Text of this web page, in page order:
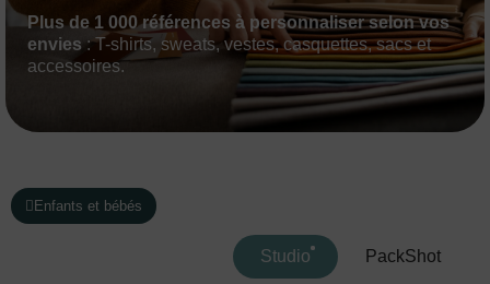
Plus de 1 000 références à personnaliser selon vos
envies : T-shirts, sweats, vestes, casquettes, sacs et
accessoires.
Enfants et bébés
Studio PackShot